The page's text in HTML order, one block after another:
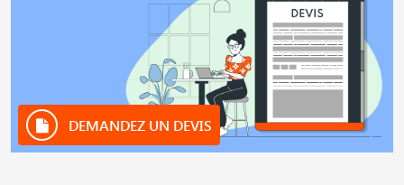
DEMANDEZ UN DEVIS